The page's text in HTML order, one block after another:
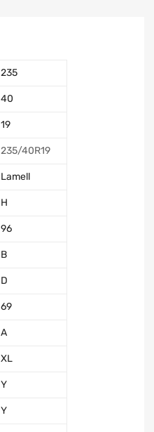
235
40
19
235/40R19
Lamell
H
96
B
D
69
A
XL
Y
Y